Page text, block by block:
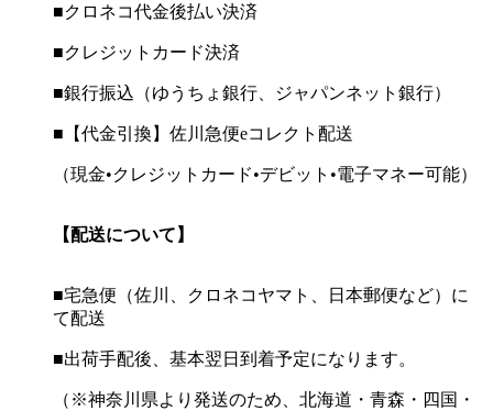
■クロネコ代金後払い決済
■クレジットカード決済
■銀行振込（ゆうちょ銀行、ジャパンネット銀行）
■【代金引換】佐川急便eコレクト配送
（現金•クレジットカード•デビット•電子マネー可能）
【配送について】
■宅急便（佐川、クロネコヤマト、日本郵便など）に
て配送
■出荷手配後、基本翌日到着予定になります。
（※神奈川県より発送のため、北海道・青森・四国・